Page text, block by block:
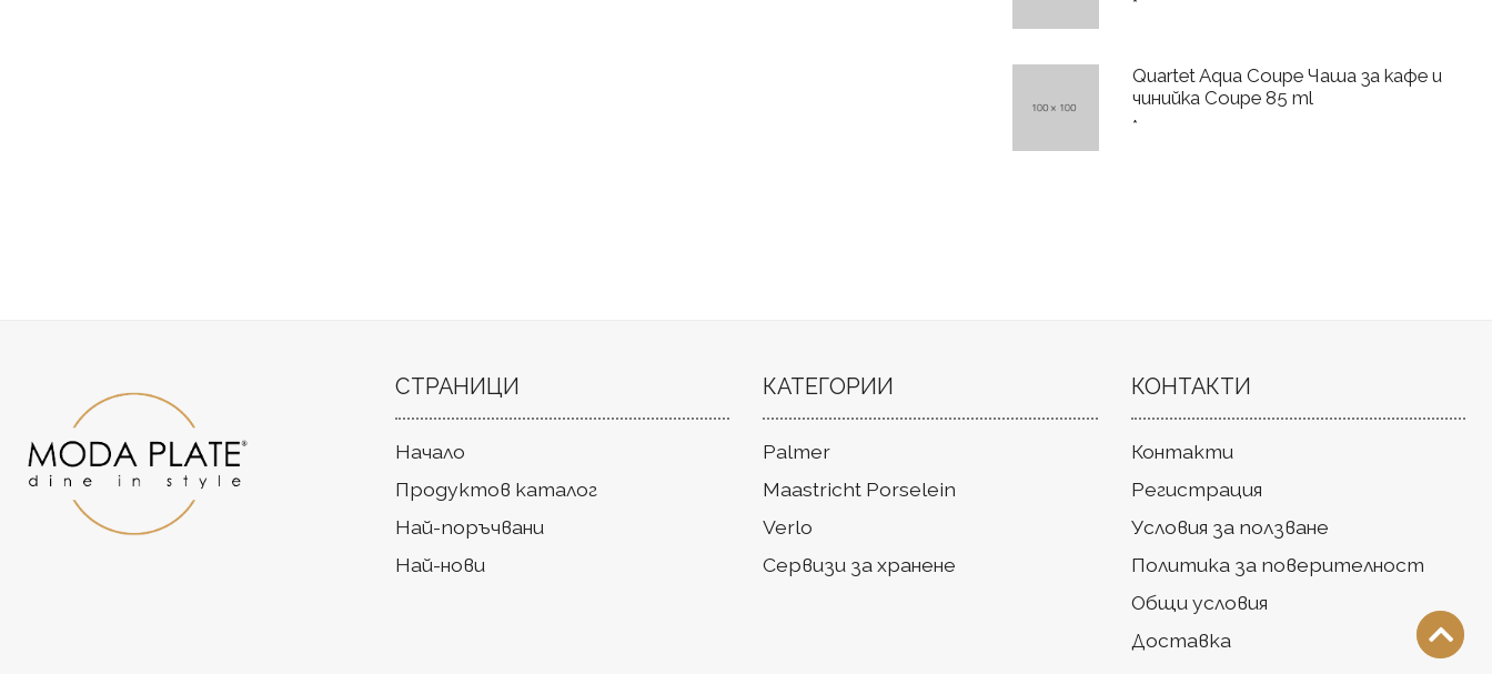
*
Quartet Aqua Coupe Чаша за кафе и
чинийка Coupe 85 ml
*
СТРАНИЦИ
Начало
Продуктов каталог
Най-поръчвани
Най-нови
КАТЕГОРИИ
Palmer
Maastricht Porselein
Verlo
Сервизи за хранене
КОНТАКТИ
Контакти
Регистрация
Условия за ползване
Политика за поверителност
Общи условия
Доставка